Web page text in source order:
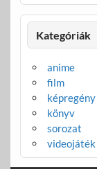
Kategóriák
anime
film
képregény
könyv
sorozat
videojáték